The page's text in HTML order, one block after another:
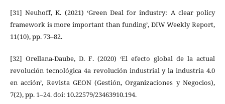
[31] Neuhoff, K. (2021) ‘Green Deal for industry: A clear policy
framework is more important than funding’, DIW Weekly Report,
11(10), pp. 73–82.
[32] Orellana-Daube, D. F. (2020) ‘El efecto global de la actual
revolución tecnológica 4a revolución industrial y la industria 4.0
en acción’, Revista GEON (Gestión, Organizaciones y Negocios),
7(2), pp. 1–24. doi: 10.22579/23463910.194.